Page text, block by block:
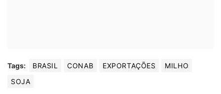
Tags: BRASIL CONAB EXPORTAÇÕES
MILHO
SOJA